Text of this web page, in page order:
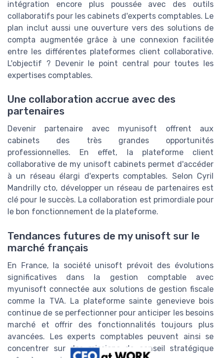
intégration encore plus poussée avec des outils
collaboratifs pour les cabinets d'experts comptables. Le
plan inclut aussi une ouverture vers des solutions de
compta augmentée grâce à une connexion facilitée
entre les différentes plateformes client collaborative.
L'objectif ? Devenir le point central pour toutes les
expertises comptables.
Une collaboration accrue avec des
partenaires
Devenir partenaire avec myunisoft offrent aux
cabinets des très grandes opportunités
professionnelles. En effet, la plateforme client
collaborative de my unisoft cabinets permet d'accéder
à un réseau élargi d'experts comptables. Selon Cyril
Mandrilly cto, développer un réseau de partenaires est
clé pour le succès. La collaboration est primordiale pour
le bon fonctionnement de la plateforme.
Tendances futures de my unisoft sur le
marché français
En France, la société unisoft prévoit des évolutions
significatives dans la gestion comptable avec
myunisoft connectée aux solutions de gestion fiscale
comme la TVA. La plateforme sainte genevieve bois
continue de se perfectionner pour anticiper les besoins
marché et offrir des fonctionnalités toujours plus
avancées. Les experts comptables peuvent ainsi se
concentrer sur des missions de conseil stratégique